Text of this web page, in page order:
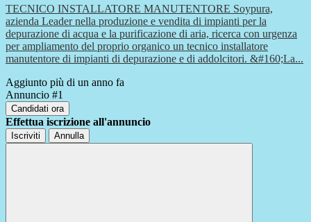
TECNICO INSTALLATORE MANUTENTORE Soypura,
azienda Leader nella produzione e vendita di impianti per la
depurazione di acqua e la purificazione di aria, ricerca con urgenza
per ampliamento del proprio organico un tecnico installatore
manutentore di impianti di depurazione e di addolcitori. &#160;La...
Aggiunto più di un anno fa
Annuncio #1
Candidati ora
Effettua iscrizione all'annuncio
Iscriviti Annulla